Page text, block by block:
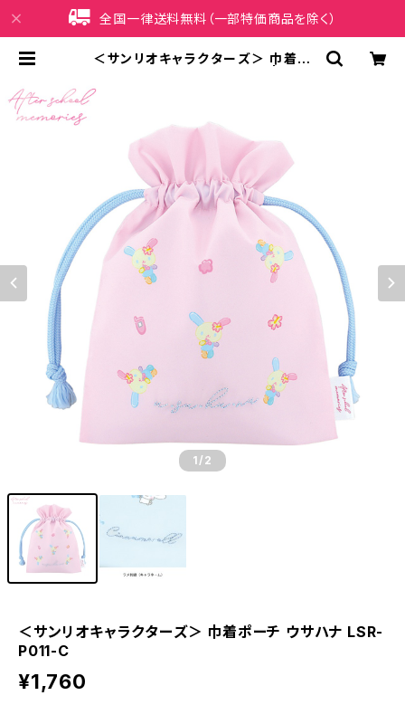
全国一律送料無料（一部特価商品を除く）
＜サンリオキャラクターズ＞ 巾着ポ
1 /2
＜サンリオキャラクターズ＞ 巾着ポーチ ウサハナ LSR-
P011-C
¥1,760